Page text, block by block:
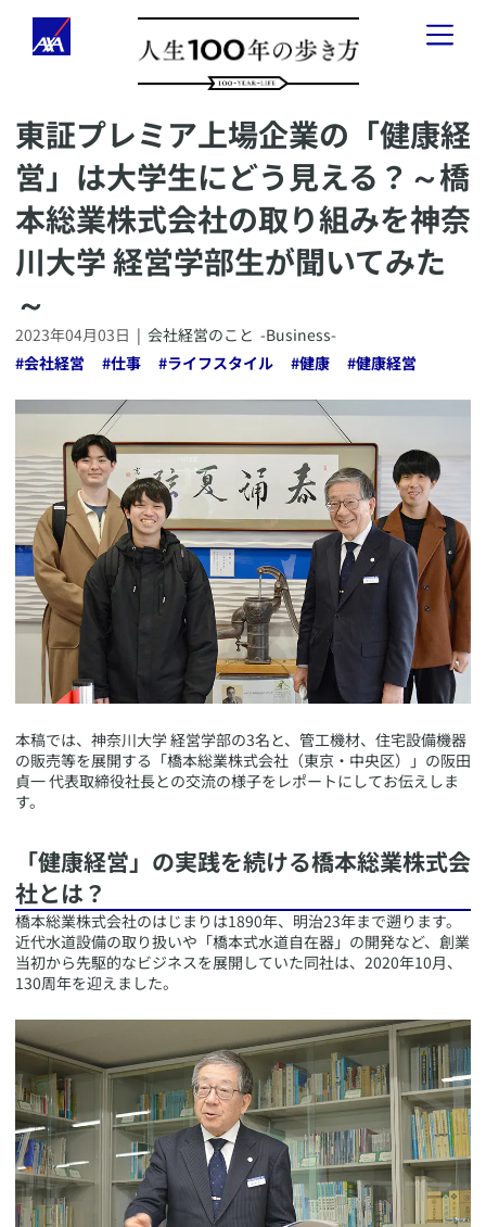
「人生100年の歩き方」とは
健康のこと-Health-
お金のこと- Wealth -
​東証プレミア上場企業の「健康経
営」は大学生にどう見える？～橋
本総業株式会社の取り組みを神奈
川大学 経営学部生が聞いてみた
～
2023年04月03日 | 会社経営のこと -Business-
#会社経営 #仕事 #ライフスタイル #健康 #健康経営
​本稿では、神奈川大学 経営学部の3名と、管工機材、住宅設備機器
の販売等を展開する「橋本総業株式会社（東京・中央区）」の阪田
貞一 代表取締役社長との交流の様子をレポートにしてお伝えしま
す。
​「健康経営」の実践を続ける橋本総業株式会
社とは？
​橋本総業株式会社のはじまりは1890年、明治23年まで遡ります。
近代水道設備の取り扱いや「橋本式水道自在器」の開発など、創業
当初から先駆的なビジネスを展開していた同社は、2020年10月、
130周年を迎えました。